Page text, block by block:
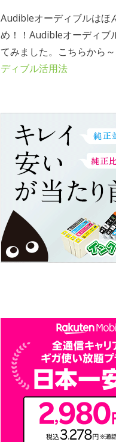
Audibleオーディブルはほ
め！！Audibleオーディブ
てみました。こちらから
ディブル活用法